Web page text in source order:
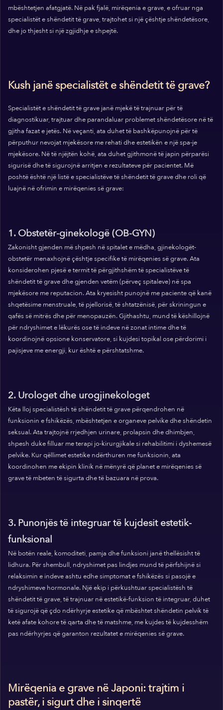
mbështetjen afatgjatë. Në pak fjalë, mirëqenia e grave, e ofruar nga
specialistët e shëndetit të grave, trajtohet si një çështje shëndetësore,
dhe jo thjesht si një zgjidhje e shpejtë.
Kush janë specialistët e shëndetit të grave?
Specialistët e shëndetit të grave janë mjekë të trajnuar për të
diagnostikuar, trajtuar dhe parandaluar problemet shëndetësore në të
gjitha fazat e jetës. Në veçanti, ata duhet të bashkëpunojnë për të
përputhur nevojat mjekësore me rehati dhe estetikën e një spa-je
mjekësore. Në të njëjtën kohë, ata duhet gjithmonë të japin përparësi
sigurisë dhe të sigurojnë arritjen e rezultateve për pacientet. Më
poshtë është një listë e specialistëve të shëndetit të grave dhe roli që
luajnë në ofrimin e mirëqenies së grave:
1. Obstetër-ginekologë (OB-GYN)
Zakonisht gjenden më shpesh në spitalet e mëdha, gjinekologët-
obstetër menaxhojnë çështje specifike të mirëqenies së grave. Ata
konsiderohen pjesë e termit të përgjithshëm të specialistëve të
shëndetit të grave dhe gjenden vetëm (përveç spitaleve) në spa
mjekësore me reputacion. Ata kryesisht punojnë me paciente që kanë
shqetësime menstruale, të pjellorisë, të shtatzënisë, për skriningun e
qafës së mitrës dhe për menopauzën. Gjithashtu, mund të këshillojnë
për ndryshimet e lëkurës ose të indeve në zonat intime dhe të
koordinojnë opsione konservatore, si kujdesi topikal ose përdorimi i
pajisjeve me energji, kur është e përshtatshme.
2. Urologet dhe urogjinekologet
Këta lloj specialistësh të shëndetit të grave përqendrohen në
funksionin e fshikëzës, mbështetjen e organeve pelvike dhe shëndetin
seksual. Ata trajtojnë rrjedhjen urinare, prolapsin dhe dhimbjen,
shpesh duke filluar me terapi jo-kirurgjikale si rehabilitimi i dyshemesë
pelvike. Kur qëllimet estetike ndërthuren me funksionin, ata
koordinohen me ekipin klinik në mënyrë që planet e mirëqenies së
grave të mbeten të sigurta dhe të bazuara në prova.
3. Punonjës të integruar të kujdesit estetik-
funksional
Në botën reale, komoditeti, pamja dhe funksioni janë thellësisht të
lidhura. Për shembull, ndryshimet pas lindjes mund të përfshijnë si
relaksimin e indeve ashtu edhe simptomat e fshikëzës si pasojë e
ndryshimeve hormonale. Një ekip i përkushtuar specialistësh të
shëndetit të grave, të trajnuar në estetikë-funksion të integruar, duhet
të sigurojë që çdo ndërhyrje estetike që mbështet shëndetin pelvik të
ketë afate kohore të qarta dhe të matshme, me kujdes të kujdesshëm
pas ndërhyrjes që garanton rezultatet e mirëqenies së grave.
Mirëqenia e grave në Japoni: trajtim i
pastër, i sigurt dhe i sinqertë